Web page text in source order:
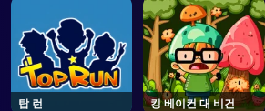
탑 런 킹 베이컨 대 비건